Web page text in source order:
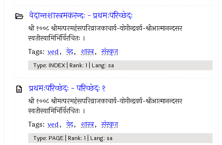
वेदान्तशास्त्रमकरन्दः - प्रथमःपरिच्छेदः
श्री १००८ श्रीमत्परमहंसपरिव्राजकाचार्य-योगीन्द्रवर्य-श्रीआत्मानन्दसर
स्वतीस्वामिभिंर्विरचितः ।
Tags: ved, वेद, शास्त्र, संस्कृत
Type: INDEX | Rank: 1 | Lang: sa
प्रथमःपरिच्छेदः - परिच्छेदः १
श्री १००८ श्रीमत्परमहंसपरिव्राजकाचार्य-योगीन्द्रवर्य-श्रीआत्मानन्दसर
स्वतीस्वामिभिंर्विरचितः ।
Tags: ved, वेद, शास्त्र, संस्कृत
Type: PAGE | Rank: 1 | Lang: sa